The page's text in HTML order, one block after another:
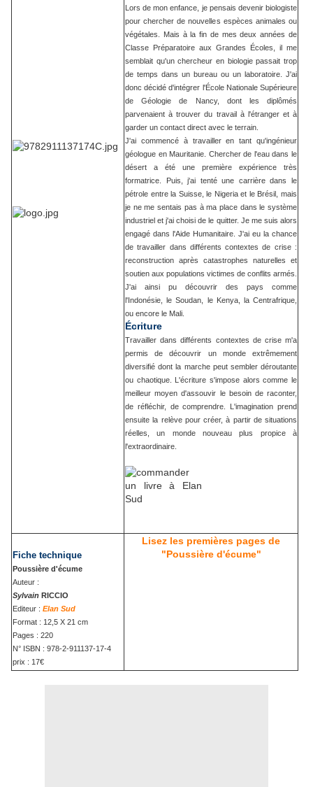
Lors de mon enfance, je pensais devenir biologiste
pour chercher de nouvelles espèces animales ou
végétales. Mais à la fin de mes deux années de
Classe Préparatoire aux Grandes Écoles, il me
semblait qu'un chercheur en biologie passait trop
de temps dans un bureau ou un laboratoire. J'ai
donc décidé d'intégrer l'École Nationale Supérieure
de Géologie de Nancy, dont les diplômés
parvenaient à trouver du travail à l'étranger et à
garder un contact direct avec le terrain.
J'ai commencé à travailler en tant qu'ingénieur
géologue en Mauritanie. Chercher de l'eau dans le
désert a été une première expérience très
formatrice. Puis, j'ai tenté une carrière dans le
pétrole entre la Suisse, le Nigeria et le Brésil, mais
je ne me sentais pas à ma place dans le système
industriel et j'ai choisi de le quitter. Je me suis alors
engagé dans l'Aide Humanitaire. J'ai eu la chance
de travailler dans différents contextes de crise :
reconstruction après catastrophes naturelles et
soutien aux populations victimes de conflits armés.
J'ai ainsi pu découvrir des pays comme
l'Indonésie, le Soudan, le Kenya, la Centrafrique,
ou encore le Mali.
Écriture
Travailler dans différents contextes de crise m'a
permis de découvrir un monde extrêmement
diversifié dont la marche peut sembler déroutante
ou chaotique. L'écriture s'impose alors comme le
meilleur moyen d'assouvir le besoin de raconter,
de réfléchir, de comprendre. L'imagination prend
ensuite la relève pour créer, à partir de situations
réelles, un monde nouveau plus propice à
l'extraordinaire.
Fiche technique
Poussière d'écume
Auteur :
Sylvain RICCIO
Editeur : Elan Sud
Format : 12,5 X 21 cm
Pages : 220
N° ISBN : 978-2-911137-17-4
prix : 17€
Lisez les premières pages de
"Poussière d'écume"